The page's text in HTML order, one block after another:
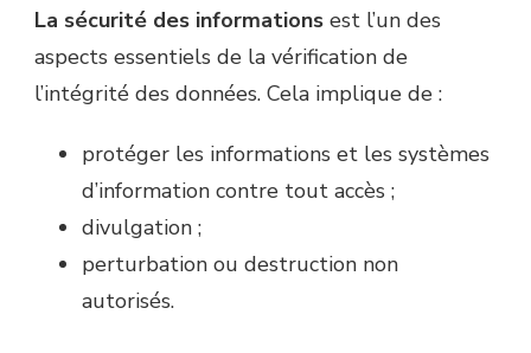
La sécurité des informations est l’un des
aspects essentiels de la vérification de
l’intégrité des données. Cela implique de :
protéger les informations et les systèmes
d’information contre tout accès ;
divulgation ;
perturbation ou destruction non
autorisés.